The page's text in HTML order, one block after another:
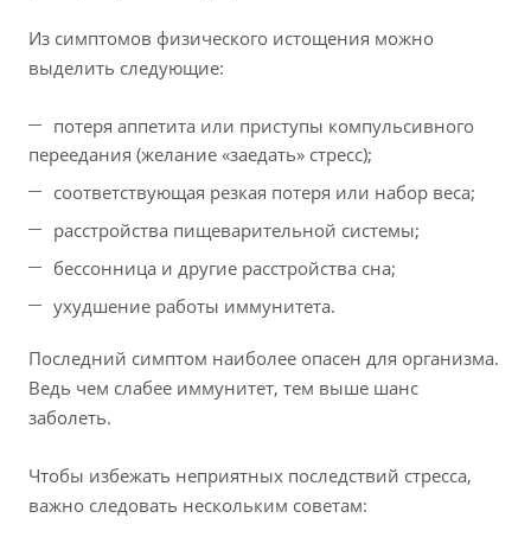
Из симптомов физического истощения можно
выделить следующие:
потеря аппетита или приступы компульсивного
переедания (желание «заедать» стресс);
соответствующая резкая потеря или набор веса;
расстройства пищеварительной системы;
бессонница и другие расстройства сна;
ухудшение работы иммунитета.
Последний симптом наиболее опасен для организма.
Ведь чем слабее иммунитет, тем выше шанс
заболеть.
Чтобы избежать неприятных последствий стресса,
важно следовать нескольким советам: